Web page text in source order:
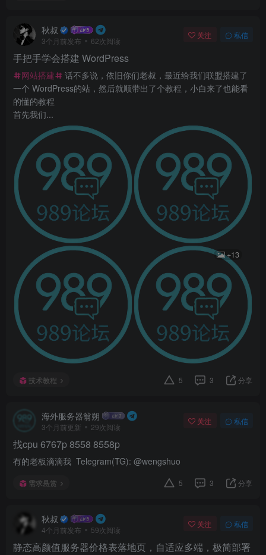
秋叔
3个月前发布 62次阅读
关注 私信
手把手学会搭建 WordPress
网站搭建
话不多说，依旧你们老叔，最近给我们联盟搭建了
一个 WordPress的站，然后就顺带出了个教程，小白来了也能看
的懂的教程
首先我们...
+13
技术教程 5 3 分享
海外服务器翁朔
3个月前更新 29次阅读
关注 私信
找cpu 6767p 8558 8558p
有的老板滴滴我 Telegram(TG): @wengshuo
需求悬赏 5 3 分享
秋叔
4个月前发布 59次阅读
关注 私信
静态高颜值服务器价格表落地页，自适应多端，极简部署